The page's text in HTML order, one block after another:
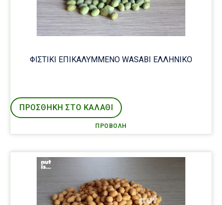
ΦΙΣΤΙΚΙ ΕΠΙΚΑΛΥΜΜΕΝΟ WASABI ΕΛΛΗΝΙΚΟ
ΠΡΟΒΟΛΉ
ΠΡΟΣΘΉΚΗ ΣΤΟ ΚΑΛΑΘΙ